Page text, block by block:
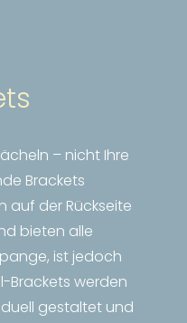
– nicht Ihre
Brackets
auf der Rückseite
bieten alle
ist jedoch
Brackets werden
gestaltet und